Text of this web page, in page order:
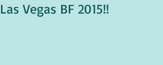
Las Vegas BF 2015!!